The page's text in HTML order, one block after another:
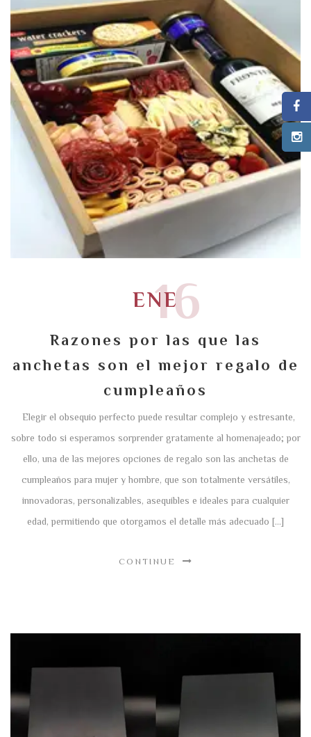
16
ENE
Razones por las que las
anchetas son el mejor regalo de
cumpleaños
Elegir el obsequio perfecto puede resultar complejo y estresante,
sobre todo si esperamos sorprender gratamente al homenajeado; por
ello, una de las mejores opciones de regalo son las anchetas de
cumpleaños para mujer y hombre, que son totalmente versátiles,
innovadoras, personalizables, asequibles e ideales para cualquier
edad, permitiendo que otorgamos el detalle más adecuado […]
CONTINUE